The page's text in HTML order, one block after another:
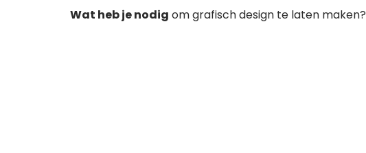
Wat heb je nodig om grafisch design te laten maken?